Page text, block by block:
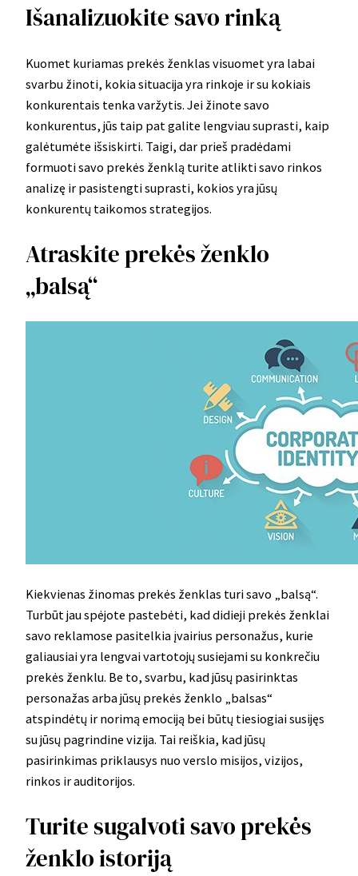
Išanalizuokite savo rinką
Kuomet kuriamas prekės ženklas visuomet yra labai
svarbu žinoti, kokia situacija yra rinkoje ir su kokiais
konkurentais tenka varžytis. Jei žinote savo
konkurentus, jūs taip pat galite lengviau suprasti, kaip
galėtumėte išsiskirti. Taigi, dar prieš pradėdami
formuoti savo prekės ženklą turite atlikti savo rinkos
analizę ir pasistengti suprasti, kokios yra jūsų
konkurentų taikomos strategijos.
Atraskite prekės ženklo
„balsą“
Kiekvienas žinomas prekės ženklas turi savo „balsą“.
Turbūt jau spėjote pastebėti, kad didieji prekės ženklai
savo reklamose pasitelkia įvairius personažus, kurie
galiausiai yra lengvai vartotojų susiejami su konkrečiu
prekės ženklu. Be to, svarbu, kad jūsų pasirinktas
personažas arba jūsų prekės ženklo „balsas“
atspindėtų ir norimą emociją bei būtų tiesiogiai susijęs
su jūsų pagrindine vizija. Tai reiškia, kad jūsų
pasirinkimas priklausys nuo verslo misijos, vizijos,
rinkos ir auditorijos.
Turite sugalvoti savo prekės
ženklo istoriją